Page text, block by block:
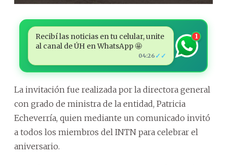
Recibí las noticias en tu celular, unite
al canal de ÚH en WhatsApp 🤩
04:26 ✓✓
1
La invitación fue realizada por la directora general
con grado de ministra de la entidad, Patricia
Echeverría, quien mediante un comunicado invitó
a todos los miembros del INTN para celebrar el
aniversario.